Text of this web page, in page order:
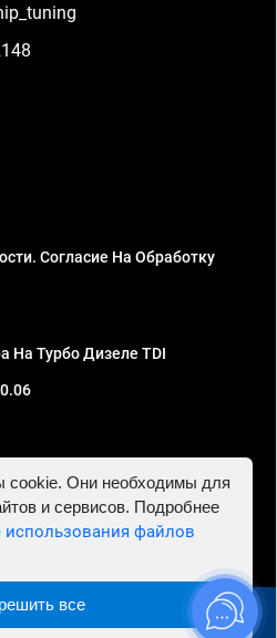
Согласие На Обработку
На Турбо Дизеле TDI
ИНН 781302555843,
в Иркутске - Автосервис
cookie. Они необходимы для
и сервисов. Подробнее
использования файлов
все